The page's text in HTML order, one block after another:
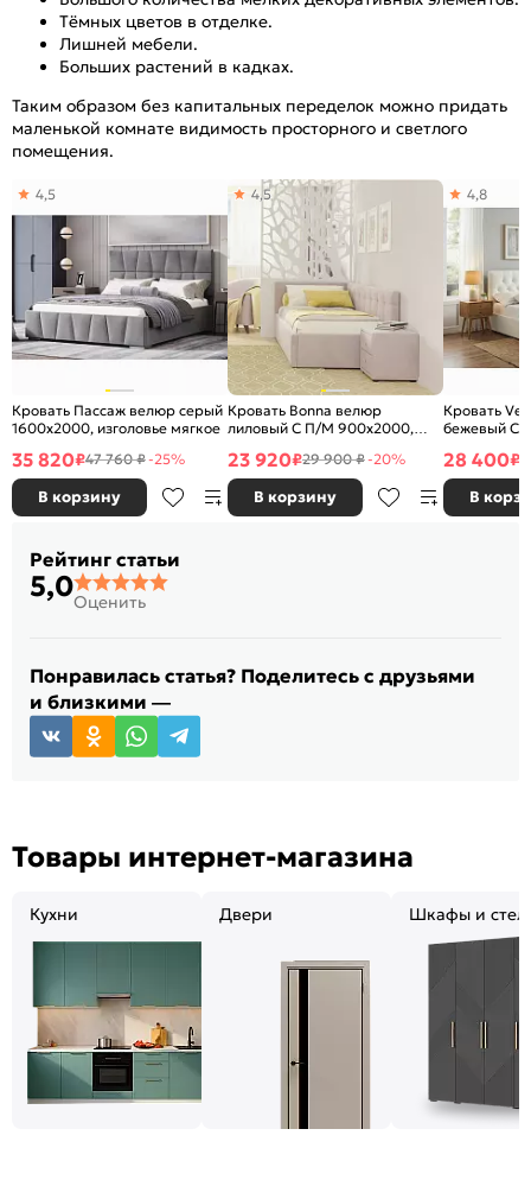
Тёмных цветов в отделке.
Лишней мебели.
Больших растений в кадках.
Таким образом без капитальных переделок можно придать
маленькой комнате видимость просторного и светлого
помещения.
Кровать Пассаж велюр серый
1600x2000, изголовье мягкое
4,5
35 820₽47 760 ₽-25%
В корзину
Кровать Bonna велюр
лиловый С П/М 900x2000,
изголовье мягкое
4,5
23 920₽29 900 ₽-20%
В корзину
Кровать
бежевый С
изголовье
4,8
28 400₽
В
Рейтинг статьи
5,0Оценить
Понравилась статья? Поделитесь с друзьями
и близкими —
Товары интернет-магазина
Кухни Двери Шкафы и